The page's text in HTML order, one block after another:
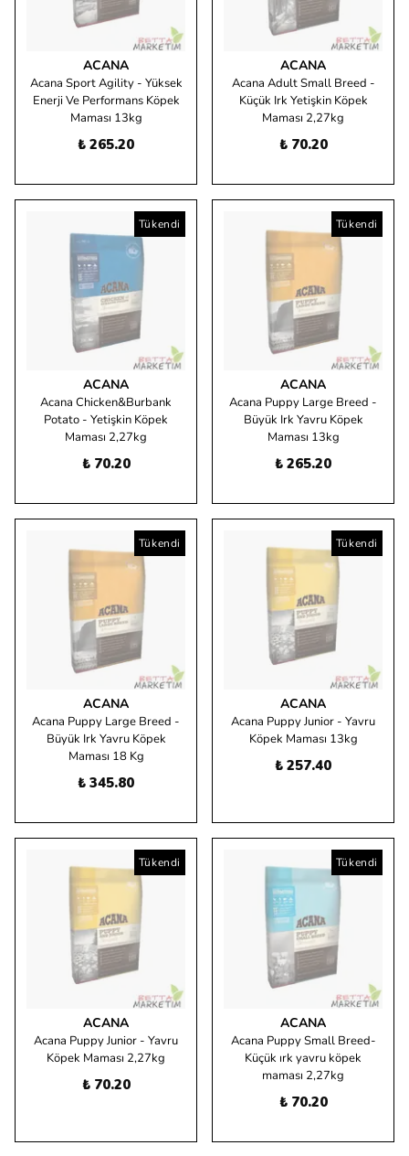
ACANA
Acana Sport Agility - Yüksek
Enerji Ve Performans Köpek
Maması 13kg
₺ 265.20
ACANA
Acana Adult Small Breed -
Küçük Irk Yetişkin Köpek
Maması 2,27kg
₺ 70.20
Tükendi
ACANA
Acana Chicken&Burbank
Potato - Yetişkin Köpek
Maması 2,27kg
₺ 70.20
Tükendi
ACANA
Acana Puppy Large Breed -
Büyük Irk Yavru Köpek
Maması 13kg
₺ 265.20
Tükendi
ACANA
Acana Puppy Large Breed -
Büyük Irk Yavru Köpek
Maması 18 Kg
₺ 345.80
Tükendi
ACANA
Acana Puppy Junior - Yavru
Köpek Maması 13kg
₺ 257.40
Tükendi
ACANA
Acana Puppy Junior - Yavru
Köpek Maması 2,27kg
₺ 70.20
Tükendi
ACANA
Acana Puppy Small Breed-
Küçük ırk yavru köpek
maması 2,27kg
₺ 70.20